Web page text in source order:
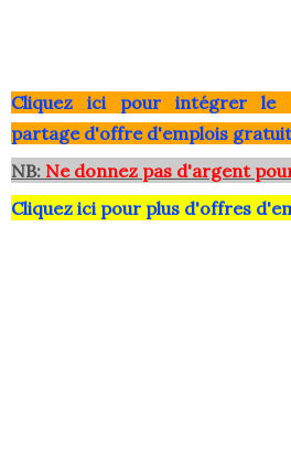
Cliquez ici pour intégrer le
partage d'offre d'emplois
NB: Ne donnez pas d'argent
Cliquez ici pour plus d'offres